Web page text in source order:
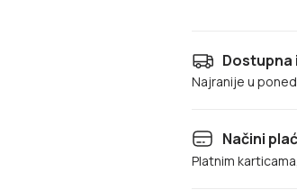
Dostupna
Najranije u
Načini
Platnim